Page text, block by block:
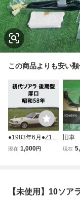
この商品よりも安い
●1983年6月●Z10
後期 ソアラ 厚口
OYOTA SOARER
現在 1,000円
旧
アラ
現在
【未使用】10ソア